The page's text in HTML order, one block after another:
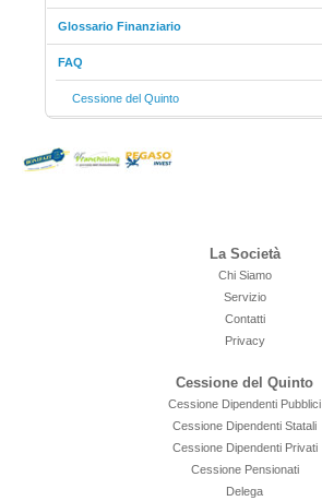
Glossario Finanziario
FAQ
Cessione del Quinto
La Società
Chi Siamo
Servizio
Contatti
Privacy
Cessione del Quinto
Cessione Dipendenti Pubblici
Cessione Dipendenti Statali
Cessione Dipendenti Privati
Cessione Pensionati
Delega